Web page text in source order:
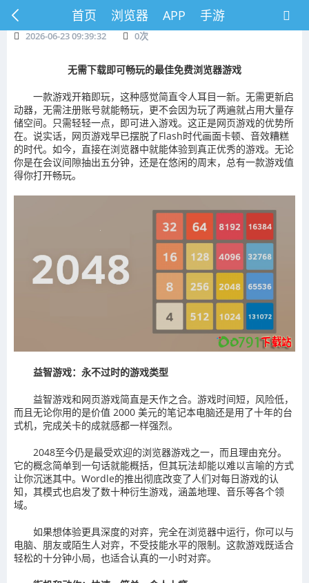
首页 浏览器 APP 手游
2026-06-23 09:39:32 0次
无需下载即可畅玩的最佳免费浏览器游戏
一款游戏开箱即玩，这种感觉简直令人耳目一新。无需更新启
动器，无需注册账号就能畅玩，更不会因为玩了两遍就占用大量存
储空间。只需轻轻一点，即可进入游戏。这正是网页游戏的优势所
在。说实话，网页游戏早已摆脱了Flash时代画面卡顿、音效糟糕
的时代。如今，直接在浏览器中就能体验到真正优秀的游戏。无论
你是在会议间隙抽出五分钟，还是在悠闲的周末，总有一款游戏值
得你打开畅玩。
益智游戏：永不过时的游戏类型
益智游戏和网页游戏简直是天作之合。游戏时间短，风险低，
而且无论你用的是价值 2000 美元的笔记本电脑还是用了十年的台
式机，完成关卡的成就感都一样强烈。
2048至今仍是最受欢迎的浏览器游戏之一，而且理由充分。
它的概念简单到一句话就能概括，但其玩法却能以难以言喻的方式
让你沉迷其中。Wordle的推出彻底改变了人们对每日游戏的认
知，其模式也启发了数十种衍生游戏，涵盖地理、音乐等各个领
域。
如果想体验更具深度的对弈，完全在浏览器中运行，你可以与
电脑、朋友或陌生人对弈，不受技能水平的限制。这款游戏既适合
轻松的十分钟小局，也适合认真的一小时对弈。